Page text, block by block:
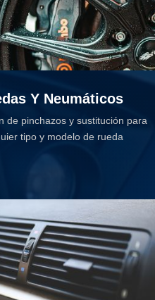
Y Neumáticos
de pinchazos y sustitución para
tipo y modelo de rueda